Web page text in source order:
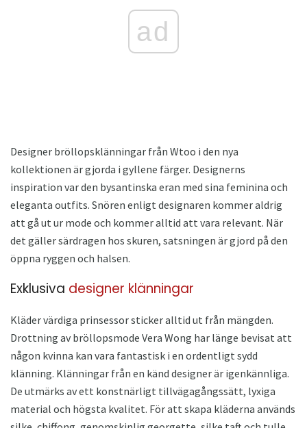
ad
Designer bröllopsklänningar från Wtoo i den nya
kollektionen är gjorda i gyllene färger. Designerns
inspiration var den bysantinska eran med sina feminina och
eleganta outfits. Snören enligt designaren kommer aldrig
att gå ut ur mode och kommer alltid att vara relevant. När
det gäller särdragen hos skuren, satsningen är gjord på den
öppna ryggen och halsen.
Exklusiva designer klänningar
Kläder värdiga prinsessor sticker alltid ut från mängden.
Drottning av bröllopsmode Vera Wong har länge bevisat att
någon kvinna kan vara fantastisk i en ordentligt sydd
klänning. Klänningar från en känd designer är igenkännliga.
De utmärks av ett konstnärligt tillvägagångssätt, lyxiga
material och högsta kvalitet. För att skapa kläderna används